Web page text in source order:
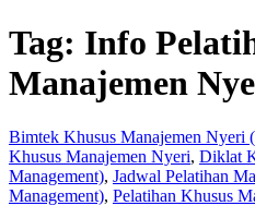
Tag: Info
Manajemen
Bimtek Khusus Manajemen Nyeri
Khusus Manajemen Nyeri, Diklat
Management), Jadwal Pelatihan
Management), Pelatihan Khusus